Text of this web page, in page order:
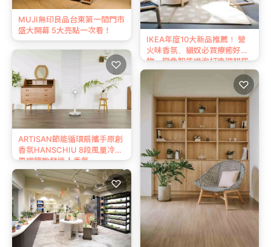
MUJI無印良品台東第一間門市
盛大開幕 5大亮點一次看！
IKEA年度10大新品推薦！ 營
火味香氛、貓奴必買療癒好
物、變色智能燈泡打造理想居
家
ARTISAN節能循環扇攜手原創
香氛HANSCHIU 8段風量冷暖
風調節散發迷人香氣
♡
♡
♡